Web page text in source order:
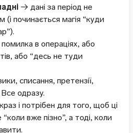
→ дані за період не
(і починається магія “куди
в операціях, або
або “десь не туди
списання, претензії,
одразу.
і потрібен для того, щоб ці
вже пізно”, а тоді, коли